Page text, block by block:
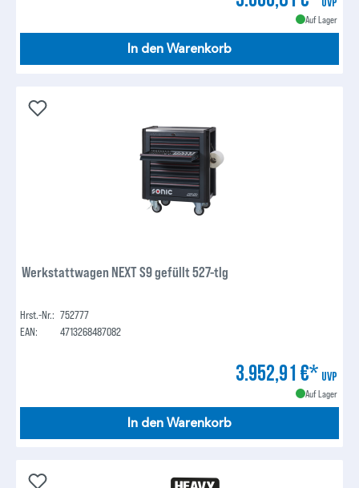
Auf Lager
In den Warenkorb
Werkstattwagen NEXT S9 gefüllt 527-tlg
Hrst.-Nr.: 752777
EAN:
4713268487082
3.952,91 €* UVP
Auf Lager
In den Warenkorb